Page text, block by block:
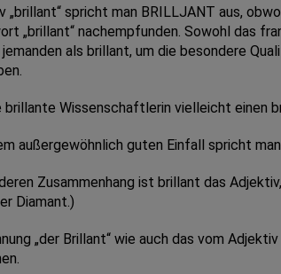
„brillant“ spricht man BRILLJANT aus,
„brillant“ nachempfunden. Sowohl das
als brillant, um die besondere
brillante Wissenschaftlerin vielleicht einen
außergewöhnlich guten Einfall spricht
Zusammenhang ist brillant das
Diamant.)
„der Brillant“ wie auch das vom